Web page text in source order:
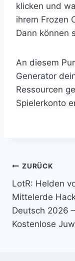
klicken und
ihrem Frozen
Dann können
An diesem
Generator
Ressourcen
Spielerkonto
ZURÜCK
LotR: Helden
Mittelerde
Deutsch 2026 –
Kostenlose